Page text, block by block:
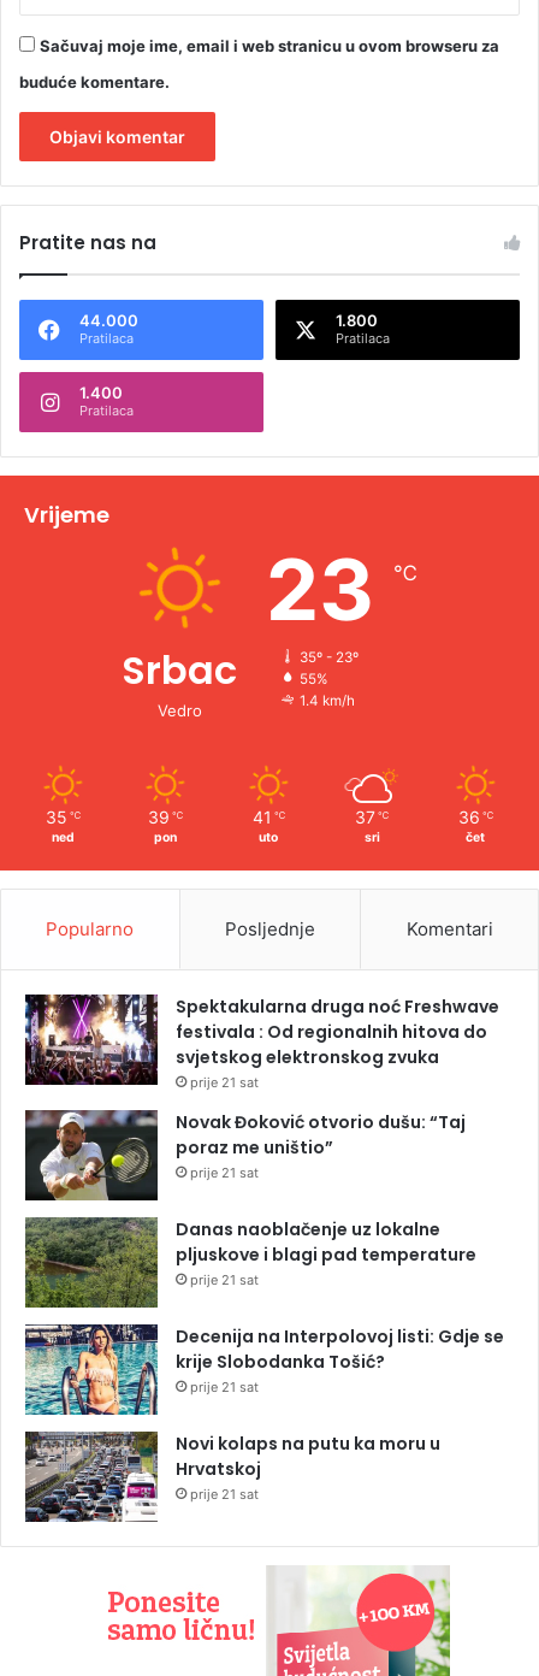
Sačuvaj moje ime, email i web stranicu u ovom browseru za
buduće komentare.
t
n
t
v
Pratite nas na
44.000
Pratilaca
1.800
Pratilaca
1.400
Pratilaca
Vrijeme
Srbac
Vedro
23 ℃
35º - 23º
55%
1.4 km/h
35 ℃
ned
39 ℃
pon
41 ℃
uto
37 ℃
sri
36 ℃
čet
Popularno Posljednje Komentari
Spektakularna druga noć Freshwave
festivala : Od regionalnih hitova do
svjetskog elektronskog zvuka
prije 21 sat
Novak Đoković otvorio dušu: “Taj
poraz me uništio”
prije 21 sat
Danas naoblačenje uz lokalne
pljuskove i blagi pad temperature
prije 21 sat
Decenija na Interpolovoj listi: Gdje se
krije Slobodanka Tošić?
prije 21 sat
Novi kolaps na putu ka moru u
Hrvatskoj
prije 21 sat